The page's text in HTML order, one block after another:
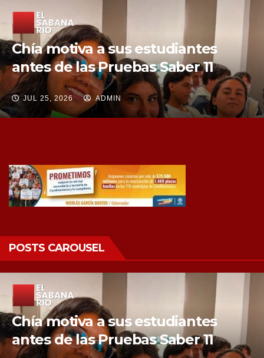
Chía fortalece su liderazgo en
movilidad sostenible e inclusión.
JUL 25, 2026 ADMIN
POSTS CAROUSEL
Chía fortalece su liderazgo en
movilidad sostenible e inclusión.